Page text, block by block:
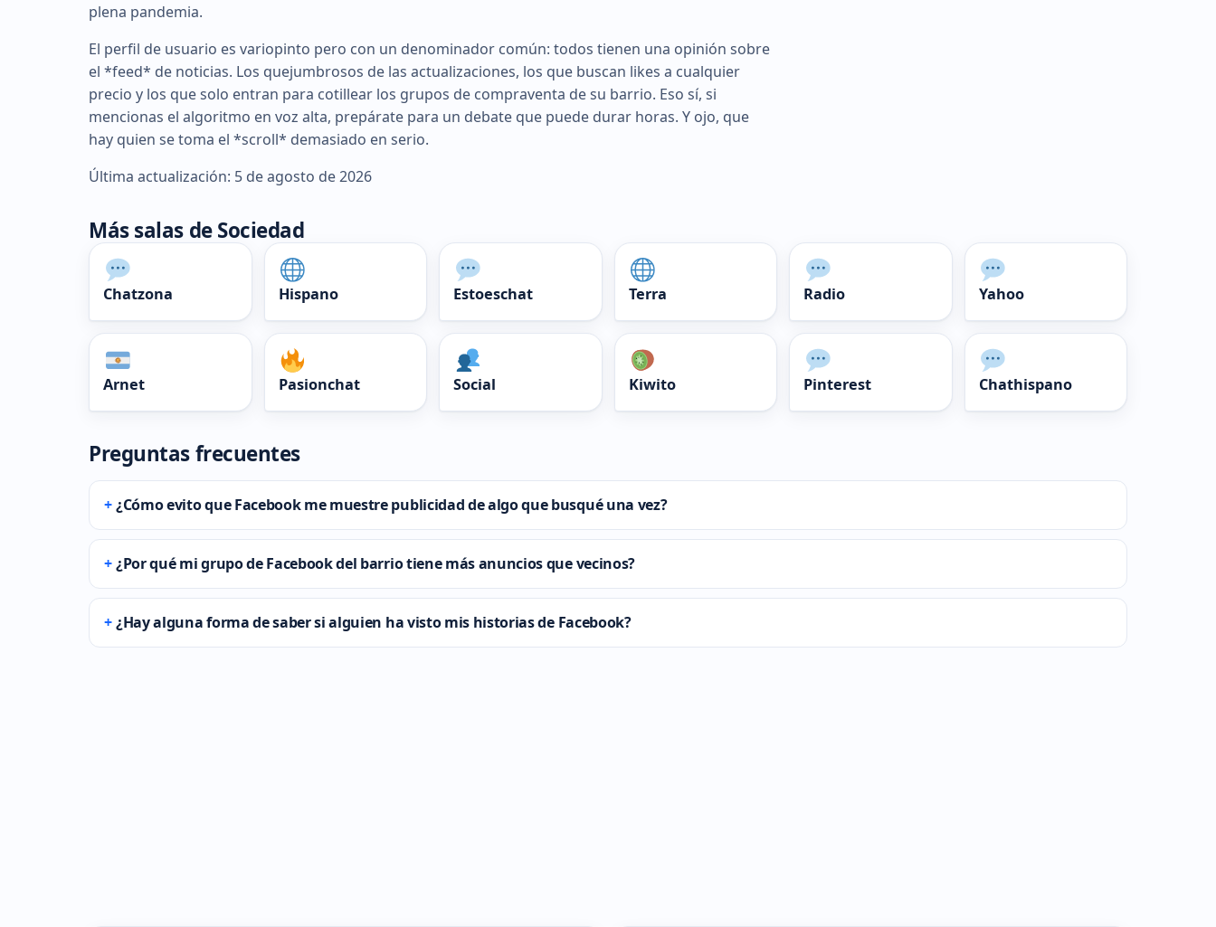
plena pandemia.
El perfil de usuario es variopinto pero con un denominador común: todos tienen una opinión sobre
el *feed* de noticias. Los quejumbrosos de las actualizaciones, los que buscan likes a cualquier
precio y los que solo entran para cotillear los grupos de compraventa de su barrio. Eso sí, si
mencionas el algoritmo en voz alta, prepárate para un debate que puede durar horas. Y ojo, que
hay quien se toma el *scroll* demasiado en serio.
Última actualización: 5 de agosto de 2026
Más salas de Sociedad
Chatzona Hispano Estoeschat Terra Radio Yahoo
Arnet Pasionchat Social Kiwito Pinterest Chathispano
Preguntas frecuentes
¿Cómo evito que Facebook me muestre publicidad de algo que busqué una vez?
¿Por qué mi grupo de Facebook del barrio tiene más anuncios que vecinos?
¿Hay alguna forma de saber si alguien ha visto mis historias de Facebook?